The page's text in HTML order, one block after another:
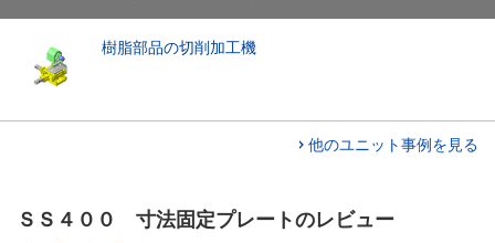
樹脂部品の切削加工機
他のユニット事例を見る
ＳＳ４００ 寸法固定プレートのレビュー